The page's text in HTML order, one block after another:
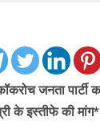
जनता पार्टी
के इस्तीफे की मांग*